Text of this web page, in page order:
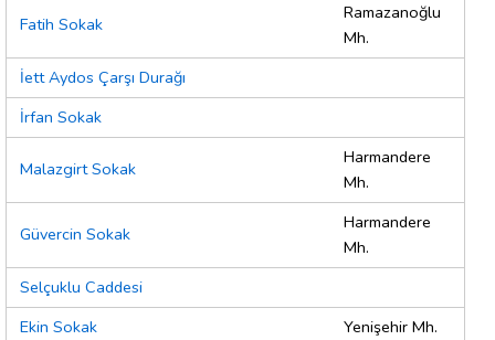
Fatih Sokak
Ramazanoğlu
Mh.
İett Aydos Çarşı Durağı
İrfan Sokak
Malazgirt Sokak
Harmandere
Mh.
Güvercin Sokak
Harmandere
Mh.
Selçuklu Caddesi
Ekin Sokak
Yenişehir Mh.